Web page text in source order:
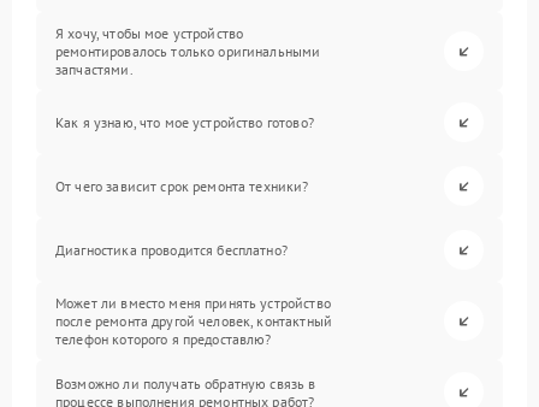
Я хочу, чтобы мое устройство
ремонтировалось только оригинальными
запчастями.
Как я узнаю, что мое устройство готово?
От чего зависит срок ремонта техники?
Диагностика проводится бесплатно?
Может ли вместо меня принять устройство
после ремонта другой человек, контактный
телефон которого я предоставлю?
Возможно ли получать обратную связь в
процессе выполнения ремонтных работ?